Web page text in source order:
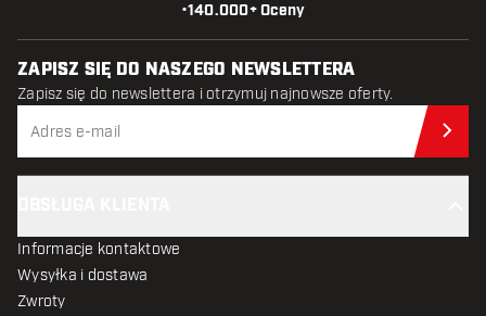
•140.000+ Oceny
ZAPISZ SIĘ DO NASZEGO NEWSLETTERA
Zapisz się do newslettera i otrzymuj najnowsze oferty.
Informacje kontaktowe
Wysyłka i dostawa
Zwroty